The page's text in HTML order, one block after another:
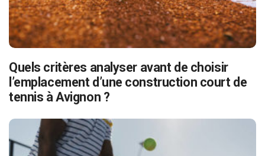
Quels critères analyser avant de choisir
l’emplacement d’une construction court de
tennis à Avignon ?